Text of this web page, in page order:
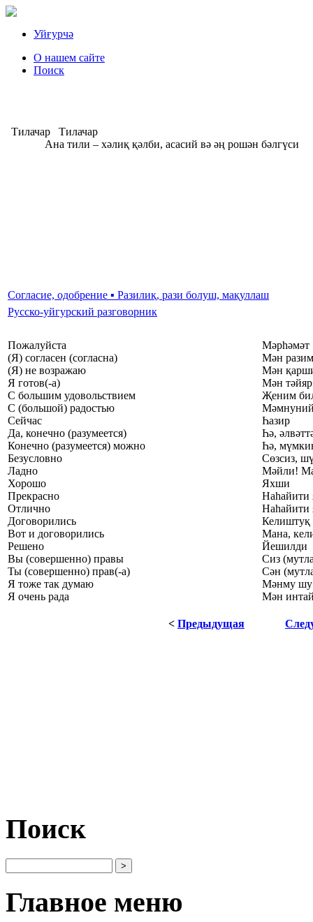
Уйғурчә
О нашем сайте
Поиск
Тилачар
Тилачар
Ана тили – хәлиқ қәлби, асасий вә әң рошән бәлгүси
Согласие, одобрение ▪ Разилиқ, рази болуш, мақуллаш
Русско-уйгурский разговорник
Пожалуйста
Мәрһәмәт
(Я) согласен (согласна)
Мән
(Я) не возражаю
Мән
Я готов(-а)
Мән тәйяр
С большим удовольствием
Җеним
С (большой) радостью
Сейчас
Һазир
Да, конечно (разумеется)
Һә,
Конечно (разумеется) можно
Һә,
Безусловно
Сөзсиз,
Ладно
Мәйли!
Хорошо
Яхши
Прекрасно
Наһайити
Отлично
Наһайити
Договорились
Келиштуқ
Вот и договорились
Мана,
Решено
Йешилди
Вы (совершенно) правы
Сиз
Ты (совершенно) прав(-а)
Сән
Я тоже так думаю
Мәнму шу
Я очень рада
Мән
< Предыдущая
Поиск
Главное меню